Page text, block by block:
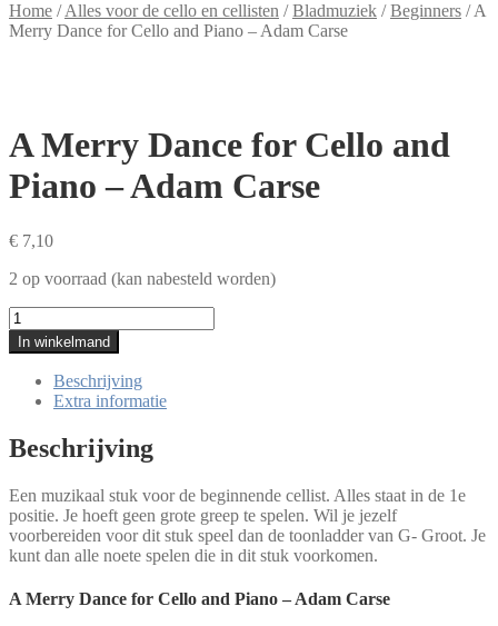
Home /Alles voor de cello en cellisten /Bladmuziek /Beginners /A
Merry Dance for Cello and Piano – Adam Carse
A Merry Dance for Cello and
Piano – Adam Carse
€ 7,10
2 op voorraad (kan nabesteld worden)
A
Merry
Dance
Cello
Piano
-
Carse
aantal
In winkelmand
Beschrijving
Extra informatie
Beschrijving
Een muzikaal stuk voor de beginnende cellist. Alles staat in de 1e
positie. Je hoeft geen grote greep te spelen. Wil je jezelf
voorbereiden voor dit stuk speel dan de toonladder van G- Groot. Je
kunt dan alle noete spelen die in dit stuk voorkomen.
A Merry Dance for Cello and Piano – Adam Carse